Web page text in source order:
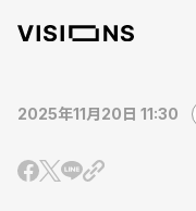
2025年11月20日 11:30